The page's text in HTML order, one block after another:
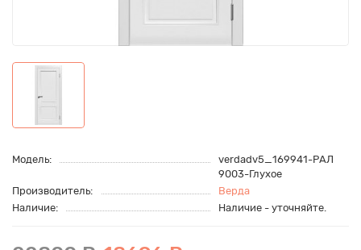
Модель:
verdadv5_169941-РАЛ
9003-Глухое
Производитель:
Верда
Наличие:
Наличие - уточняйте.